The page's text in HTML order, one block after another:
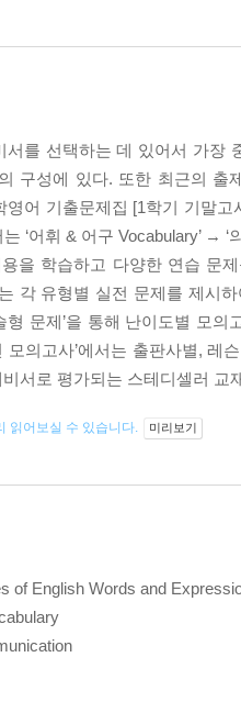
서를 선택하는 데 있어서 가장
구성에 있다. 또한 최근의 출
영어 기출문제집 [1학기 기말
‘어휘 & 어구 Vocabulary’ → ‘
을 학습하고 다양한 연습 문
는 각 유형별 실전 문제를 제시
형 문제’을 통해 난이도별 모
모의고사’에서는 출판사별,
서로 평가되는 스테디셀러 교
읽어보실 수 있습니다. 미리보기
of English Words and